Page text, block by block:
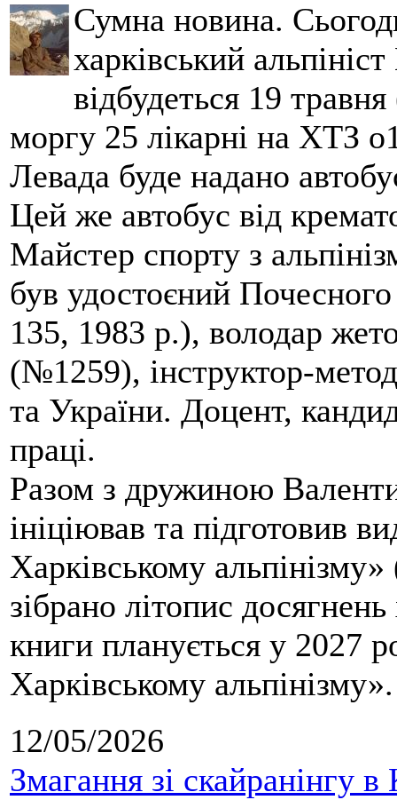
Сумна новина.
харківський
відбудеться 19
моргу 25 лікарні на ХТЗ
Левада буде надано
Цей же автобус від
Майстер спорту з
був удостоєний
135, 1983 р.), володар
(№1259), інструктор-
та України. Доцент,
праці.
Разом з дружиною
ініціював та підготовив
Харківському
зібрано літопис
книги планується у 2027
Харківському альпінізму».
12/05/2026
Змагання зі скайранінгу в